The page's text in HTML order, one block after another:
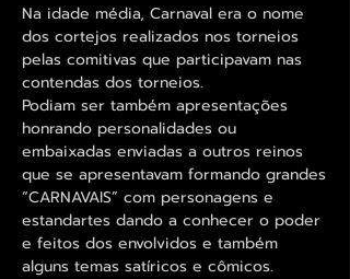
Na idade média, Carnaval era o nome
dos cortejos realizados nos torneios
pelas comitivas que participavam nas
contendas dos torneios.
Podiam ser também apresentações
honrando personalidades ou
embaixadas enviadas a outros reinos
que se apresentavam formando grandes
“CARNAVAIS” com personagens e
estandartes dando a conhecer o poder
e feitos dos envolvidos e também
alguns temas satíricos e cômicos.